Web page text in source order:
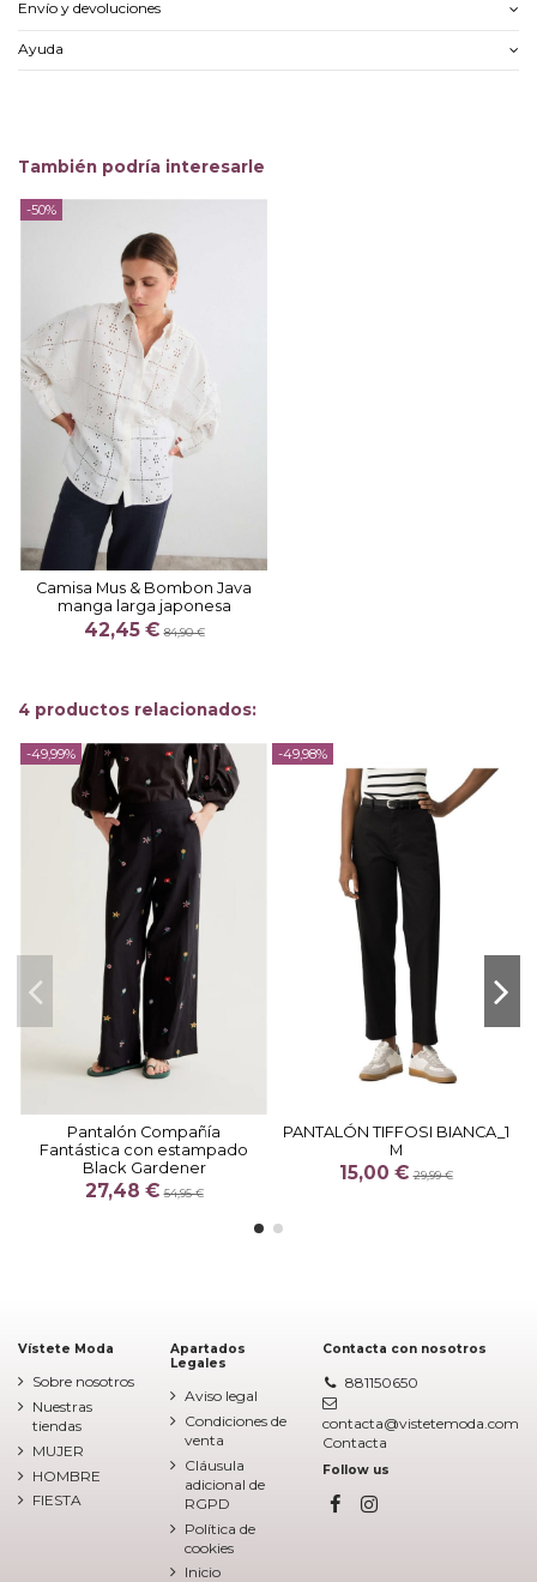
Envío y devoluciones
Ayuda
También podría interesarle
-50%
Camisa Mus & Bombon Java
manga larga japonesa
42,45 €84,90 €
4 productos relacionados:
-49,99%
Pantalón Compañía
Fantástica con estampado
Black Gardener
27,48 €54,95 €
-49,98%
PANTALÓN TIFFOSI BIANCA_1
M
15,00 €29,99 €
Vístete Moda
Sobre nosotros
Nuestras
tiendas
MUJER
HOMBRE
FIESTA
Apartados
Legales
Aviso legal
Condiciones de
venta
Cláusula
adicional de
RGPD
Política de
cookies
Inicio
Contacta con nosotros
881150650
contacta@vistetemoda.com
Contacta
Follow us